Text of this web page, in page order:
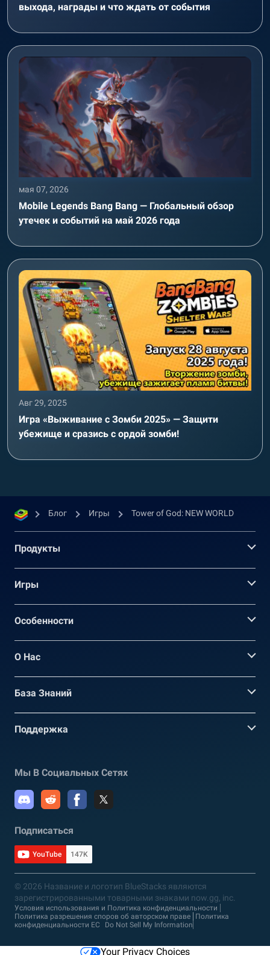
выхода, награды и что ждать от события
мая 07, 2026
Mobile Legends Bang Bang — Глобальный обзор
утечек и событий на май 2026 года
Авг 29, 2025
Игра «Выживание с Зомби 2025» — Защити
убежище и сразись с ордой зомби!
Блог Игры Tower of God: NEW WORLD
Продукты
Игры
Oсобенности
О Нас
База Знаний
Поддержка
Мы В Социальных Сетях
Подписаться
YouTube 147K
© 2026 Название и логотип BlueStacks являются
зарегистрированными товарными знаками now.gg, inc.
Условия использования и Политика конфиденциальности
Политика разрешения споров об авторском праве
Политика
конфиденциальности ЕС
Do Not Sell My Information
Your Privacy Choices